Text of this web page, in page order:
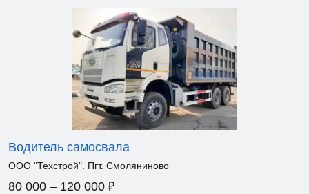
Водитель самосвала
ООО "Техстрой". Пгт. Смоляниново
80 000 – 120 000 ₽